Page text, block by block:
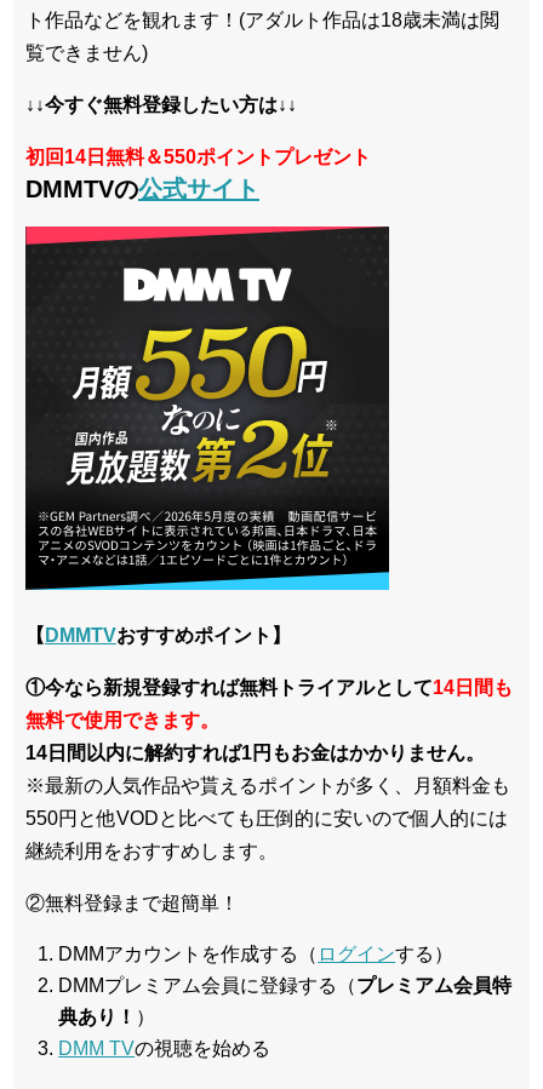
ト作品などを観れます！(アダルト作品は18歳未満は閲
覧できません)
↓↓今すぐ無料登録したい方は↓↓
初回14日無料＆550ポイントプレゼント
DMMTVの公式サイト
【 DMMTVおすすめポイント】
①今なら新規登録すれば無料トライアルとして14日間も
無料で使用できます。
14日間以内に解約すれば1円もお金はかかりません。
※最新の人気作品や貰えるポイントが多く、月額料金も
550円と他VODと比べても圧倒的に安いので個人的には
継続利用をおすすめします。
②無料登録まで超簡単！
DMMアカウントを作成する（ ログインする）
DMMプレミアム会員に登録する（プレミアム会員特
典あり！ ）
DMM TVの視聴を始める